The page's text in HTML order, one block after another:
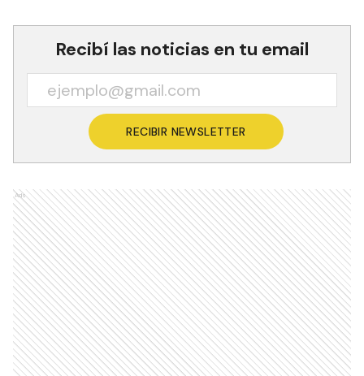
Recibí las noticias en tu email
RECIBIR NEWSLETTER
Ads